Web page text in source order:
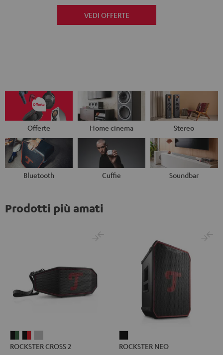
VEDI OFFERTE
Offerte Home cinema Stereo
Bluetooth Cuffie Soundbar
Prodotti più amati
CROSSCROSSCROSS
ROCKSTER CROSS 2
NEO
ROCKSTER NEO